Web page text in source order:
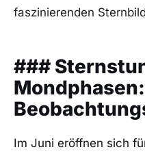
faszinierenden
###
Im Juni ⁣eröffnen sich